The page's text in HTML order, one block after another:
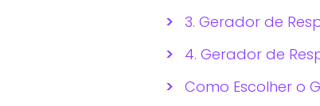
3. Gerador de
4. Gerador de
Como Escolher o